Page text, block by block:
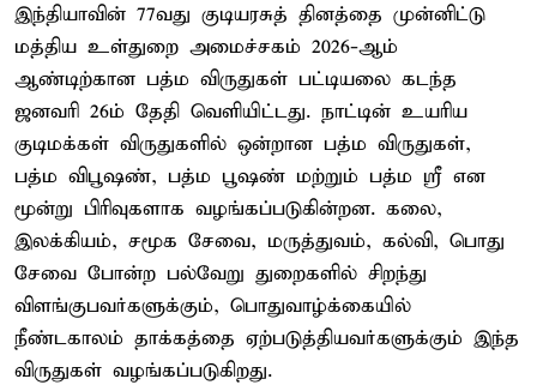
இந்தியாவின் 77வது குடியரசுத் தினத்தை முன்னிட்டு
மத்திய உள்துறை அமைச்சகம் 2026-ஆம்
ஆண்டிற்கான பத்ம விருதுகள் பட்டியலை கடந்த
ஜனவரி 26ம் தேதி வெளியிட்டது. நாட்டின் உயரிய
குடிமக்கள் விருதுகளில் ஒன்றான பத்ம விருதுகள்,
பத்ம விபூஷண், பத்ம பூஷண் மற்றும் பத்ம ஸ்ரீ என
மூன்று பிரிவுகளாக வழங்கப்படுகின்றன. கலை,
இலக்கியம், சமூக சேவை, மருத்துவம், கல்வி, பொது
சேவை போன்ற பல்வேறு துறைகளில் சிறந்து
விளங்குபவர்களுக்கும், பொதுவாழ்க்கையில்
நீண்டகாலம் தாக்கத்தை ஏற்படுத்தியவர்களுக்கும் இந்த
விருதுகள் வழங்கப்படுகிறது.